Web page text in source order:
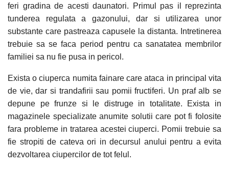
feri gradina de acesti daunatori. Primul pas il reprezinta
tunderea regulata a gazonului, dar si utilizarea unor
substante care pastreaza capusele la distanta. Intretinerea
trebuie sa se faca period pentru ca sanatatea membrilor
familiei sa nu fie pusa in pericol.
Exista o ciuperca numita fainare care ataca in principal vita
de vie, dar si trandafirii sau pomii fructiferi. Un praf alb se
depune pe frunze si le distruge in totalitate. Exista in
magazinele specializate anumite solutii care pot fi folosite
fara probleme in tratarea acestei ciuperci. Pomii trebuie sa
fie stropiti de cateva ori in decursul anului pentru a evita
dezvoltarea ciupercilor de tot felul.